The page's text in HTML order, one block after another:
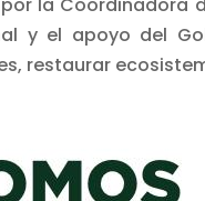
la Coordinadora
y el apoyo del
restaurar